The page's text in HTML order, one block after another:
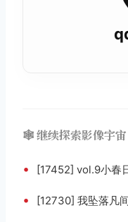
🕸️ 继续探索影像宇宙
• [17452] vol.9小春
• [12730] 我坠落凡